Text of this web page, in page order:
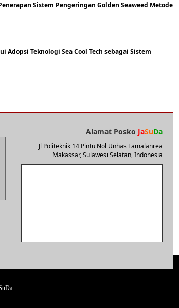
Sistem Pengeringan Golden Seaweed Metode
Teknologi Sea Cool Tech sebagai Sistem
Alamat Posko JaSuDa
Jl Politeknik 14 Pintu Nol Unhas Tamalanrea
Makassar, Sulawesi Selatan, Indonesia